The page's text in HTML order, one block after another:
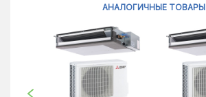
АНАЛОГИЧНЫЕ ТОВАРЫ